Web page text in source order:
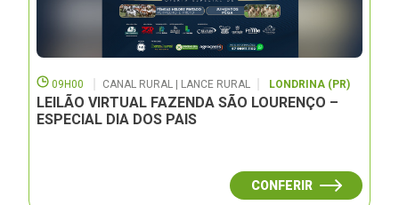
09H00 CANAL RURAL | LANCE RURAL LONDRINA (PR)
LEILÃO VIRTUAL FAZENDA SÃO LOURENÇO –
ESPECIAL DIA DOS PAIS
CONFERIR